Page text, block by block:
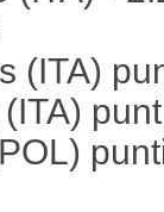
(ITA)